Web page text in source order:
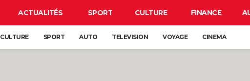
ACTUALITÉS SPORT CULTURE FINANCE
CULTURE SPORT AUTO TELEVISION VOYAGE CINEMA